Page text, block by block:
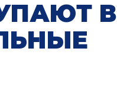
В